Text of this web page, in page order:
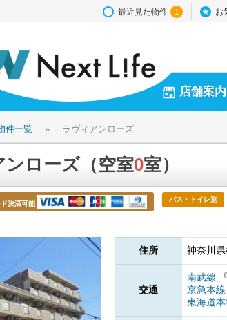
最近見た物件 1 お
店舗案内
件一覧 » ラヴィアンローズ
ンローズ（空室0室）
決済可能
バス・トイレ別
住所 神奈川
交通
南武線
京急本
東海道